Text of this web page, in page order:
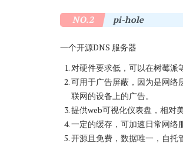
NO.2 pi-hole
一个开源DNS 服务器
对硬件要求低，可以在树莓派
可用于广告屏蔽，因为是网络
联网的设备上的广告。
提供web可视化仪表盘，相对
一定的缓存，可加速日常网络
开源且免费，数据唯一，自托